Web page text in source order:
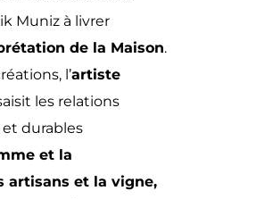
Muniz à livrer
de la Maison.
l’artiste
les relations
durables
et la
artisans et la vigne,